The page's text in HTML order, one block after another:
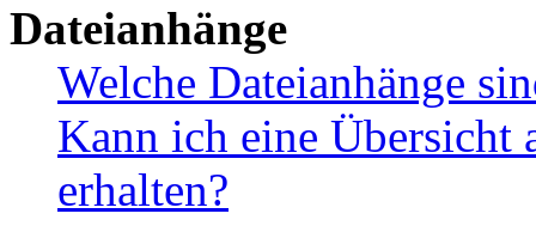
Dateianhänge
Welche Dateianhänge
Kann ich eine Übersicht
erhalten?